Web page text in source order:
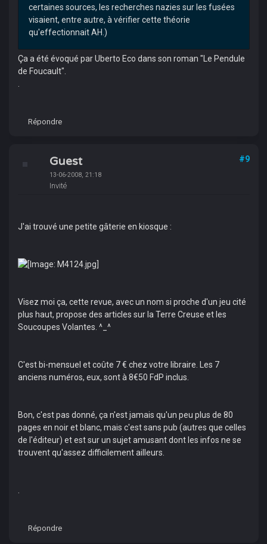
certaines sources, les recherches nazies sur les fusées
visaient, entre autre, à vérifier cette théorie
qu'effectionnait AH.)
Ça a été évoqué par Uberto Eco dans son roman "Le Pendule
de Foucault".
Répondre
Guest
13-06-2008, 21:18
Invité
#9
J'ai trouvé une petite gâterie en kiosque :
Visez moi ça, cette revue, avec un nom si proche d'un jeu cité
plus haut, propose des articles sur la Terre Creuse et les
Soucoupes Volantes. ^_^
C'est bi-mensuel et coûte 7 € chez votre libraire. Les 7
anciens numéros, eux, sont à 8€50 FdP inclus.
Bon, c'est pas donné, ça n'est jamais qu'un peu plus de 80
pages en noir et blanc, mais c'est sans pub (autres que celles
de l'éditeur) et est sur un sujet amusant dont les infos ne se
trouvent qu'assez difficilement ailleurs.
Répondre